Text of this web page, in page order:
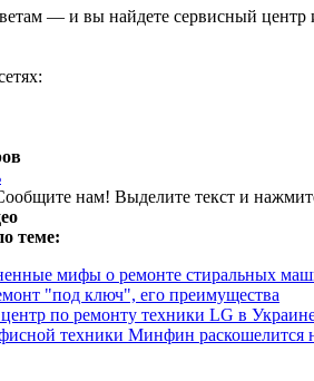
— и вы найдете сервисный центр
нам! Выделите текст и
теме:
мифы о ремонте стиральных
"под ключ", его преимущества
по ремонту техники LG в
техники Минфин раскошелится